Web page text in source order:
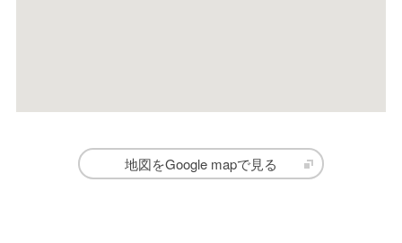
地図をGoogle mapで見る